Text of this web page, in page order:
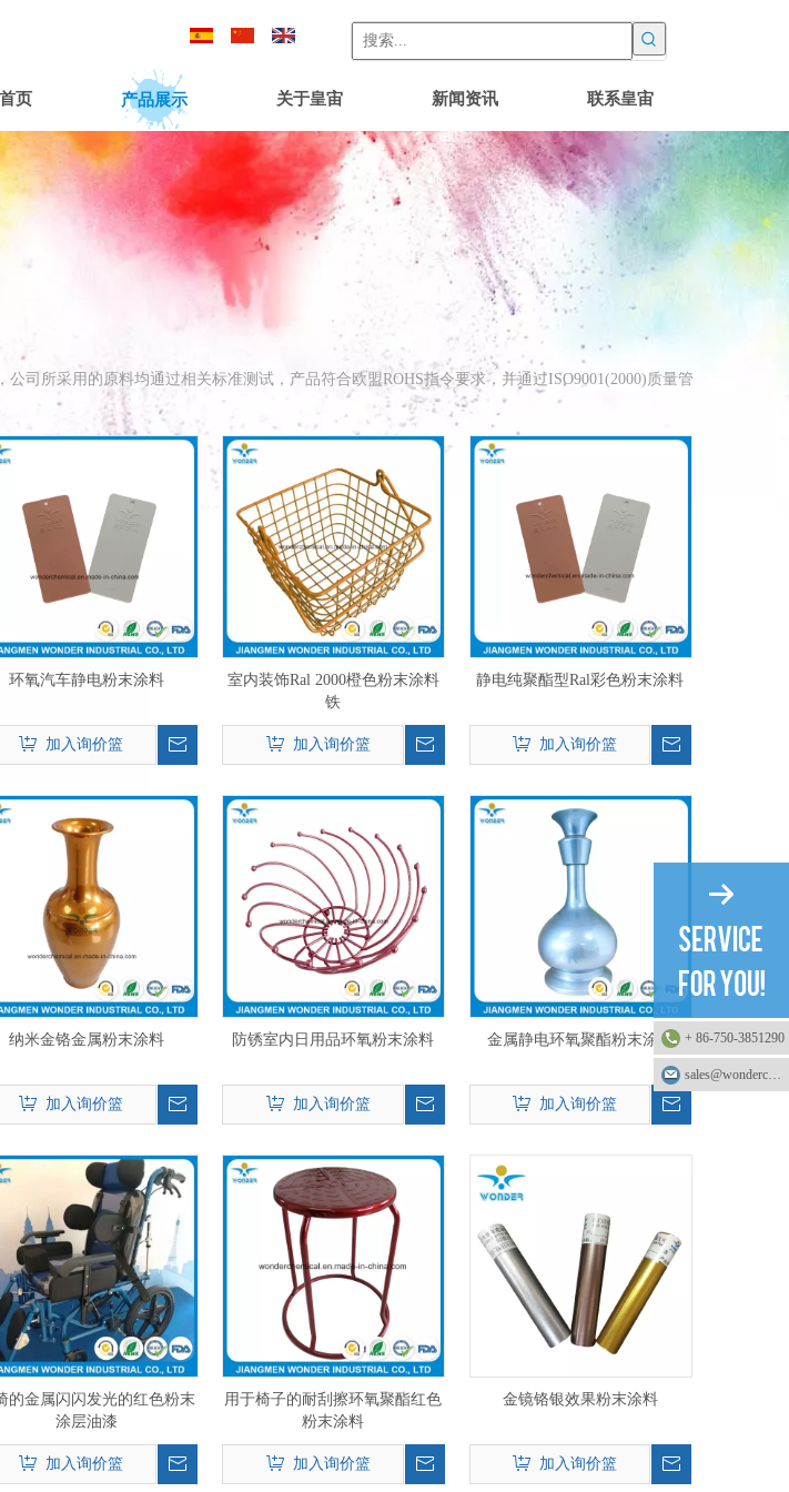
页 产品展示 关于皇宙 新闻资讯 联系皇宙
公司所采用的原料均通过相关标准测试，产品符合欧盟ROHS指令要求，并通过ISO9001(2000)质量管
环氧汽车静电粉末涂料
加入询价篮
室内装饰Ral 2000橙色粉末涂料
铁
加入询价篮
静电纯聚酯型Ral彩色粉末涂料
加入询价篮
纳米金铬金属粉末涂料
加入询价篮
防锈室内日用品环氧粉末涂料
加入询价篮
金属静电环氧聚酯粉末涂料
加入询价篮
的金属闪闪发光的红色粉末
涂层油漆
加入询价篮
用于椅子的耐刮擦环氧聚酯红色
粉末涂料
加入询价篮
金镜铬银效果粉末涂料
加入询价篮
+ 86-750-3851290